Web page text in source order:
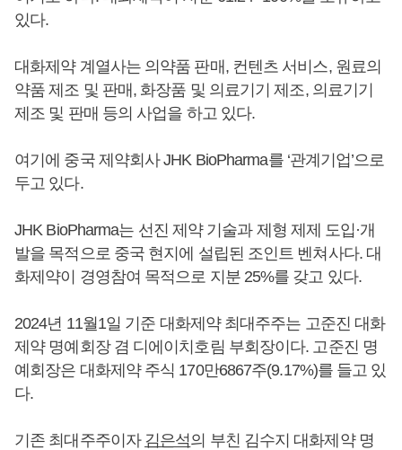
있다.
대화제약 계열사는 의약품 판매, 컨텐츠 서비스, 원료의
약품 제조 및 판매, 화장품 및 의료기기 제조, 의료기기
제조 및 판매 등의 사업을 하고 있다.
여기에 중국 제약회사 JHK BioPharma를 ‘관계기업’으로
두고 있다.
JHK BioPharma는 선진 제약 기술과 제형 제제 도입·개
발을 목적으로 중국 현지에 설립된 조인트 벤쳐사다. 대
화제약이 경영참여 목적으로 지분 25%를 갖고 있다.
2024년 11월1일 기준 대화제약 최대주주는 고준진 대화
제약 명예회장 겸 디에이치호림 부회장이다. 고준진 명
예회장은 대화제약 주식 170만6867주(9.17%)를 들고 있
다.
기존 최대주주이자 김은석의 부친 김수지 대화제약 명